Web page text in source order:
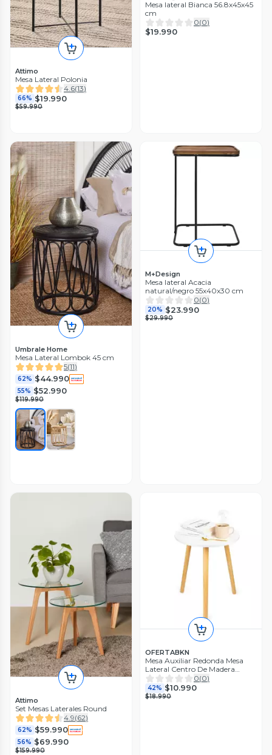
Attimo
Mesa Lateral Polonia
4.6(13)
66% $19.990
$59.990
Mesa lateral Bianca 56.8x45x45
cm
0(0)
$19.990
Umbrale Home
Mesa Lateral Lombok 45 cm
5(11)
62% $44.990
55% $52.990
$119.990
M+Design
Mesa lateral Acacia
natural/negro 55x40x30 cm
0(0)
20% $23.990
$29.990
Attimo
Set Mesas Laterales Round
4.9(62)
62% $59.990
56% $69.990
$159.990
OFERTABKN
Mesa Auxiliar Redonda Mesa
Lateral Centro De Madera
Living
0(0)
42% $10.990
$18.990